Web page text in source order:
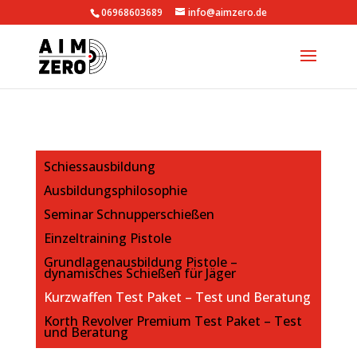
06968603689 info@aimzero.de
Schiessausbildung
Ausbildungsphilosophie
Seminar Schnupperschießen
Einzeltraining Pistole
Grundlagenausbildung Pistole –
dynamisches Schießen für Jäger
Kurzwaffen Test Paket – Test und Beratung
Korth Revolver Premium Test Paket – Test
und Beratung